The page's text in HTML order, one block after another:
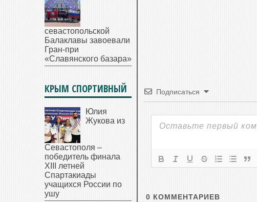
Подписаться
0 КОММЕНТАРИЕВ
севастопольской
Балаклавы завоевали
Гран-при
«Славянского базара»
КРЫМ СПОРТИВНЫЙ
Юлия
Жукова из
Севастополя –
победитель финала
XIII летней
Спартакиады
учащихся России по
ушу